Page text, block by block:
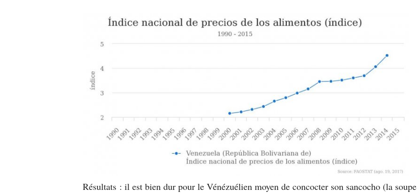
Résultats : il est bien dur pour le Vénézuélien moyen de concocter son sancocho (la soupe